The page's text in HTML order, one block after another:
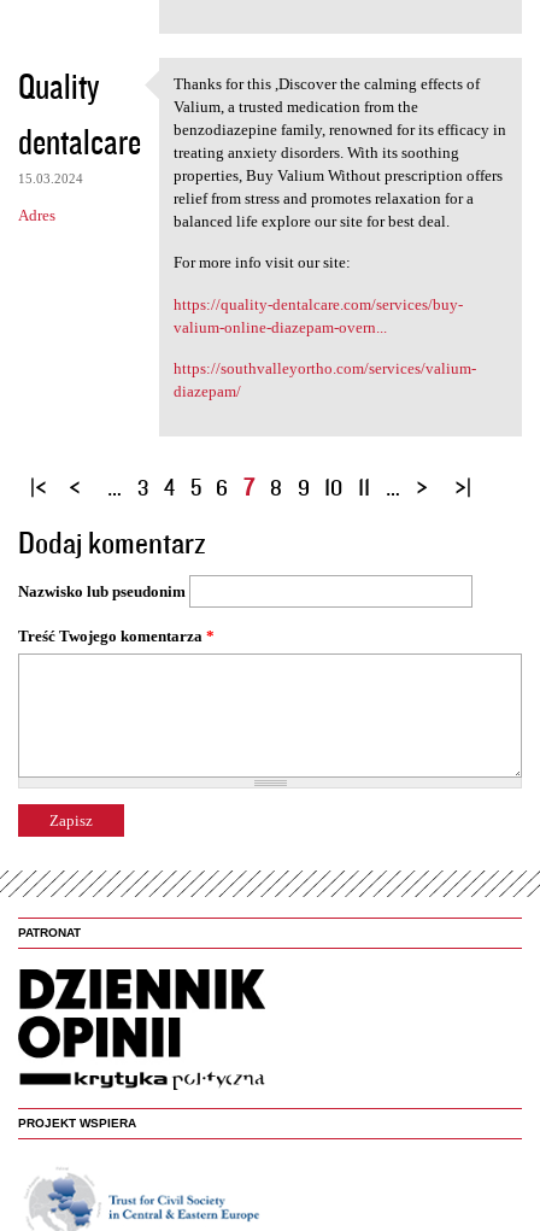
Quality
dentalcare
15.03.2024
Adres
Thanks for this ,Discover the
Thanks for this ,Discover the calming effects of
Valium, a trusted medication from the
benzodiazepine family, renowned for its efficacy in
treating anxiety disorders. With its soothing
properties, Buy Valium Without prescription offers
relief from stress and promotes relaxation for a
balanced life explore our site for best deal.
For more info visit our site:
https://quality-dentalcare.com/services/buy-
valium-online-diazepam-overn...
https://southvalleyortho.com/services/valium-
diazepam/
S
r
o
n
y
… 3 4 5 6 7 8 9 10 11 …
Dodaj komentarz
Nazwisko lub pseudonim
Treść Twojego komentarza *
PATRONAT
PROJEKT WSPIERA